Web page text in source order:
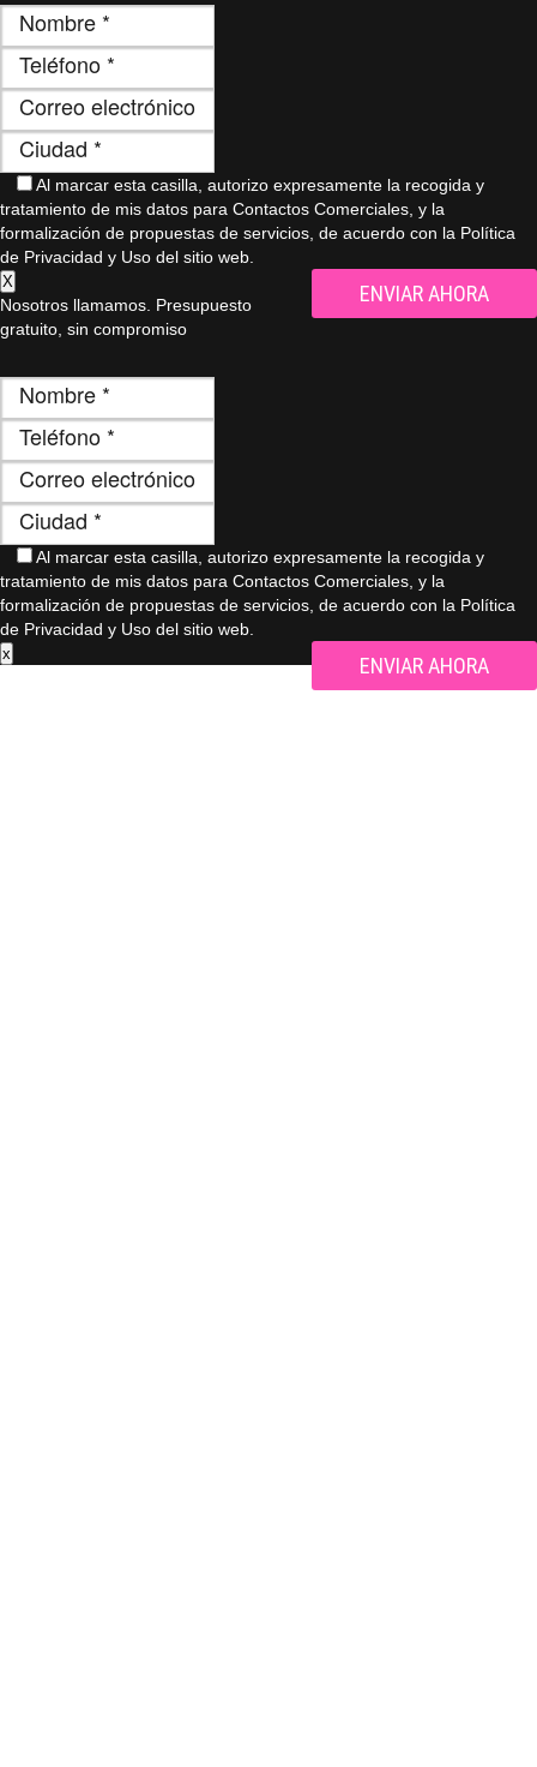
Al marcar esta casilla, autorizo ​​expresamente la recogida y
tratamiento de mis datos para Contactos Comerciales, y la
formalización de propuestas de servicios, de acuerdo con la Política
de Privacidad y Uso del sitio web.
X
Nosotros llamamos. Presupuesto
gratuito, sin compromiso
Al marcar esta casilla, autorizo ​​expresamente la recogida y
tratamiento de mis datos para Contactos Comerciales, y la
formalización de propuestas de servicios, de acuerdo con la Política
de Privacidad y Uso del sitio web.
x